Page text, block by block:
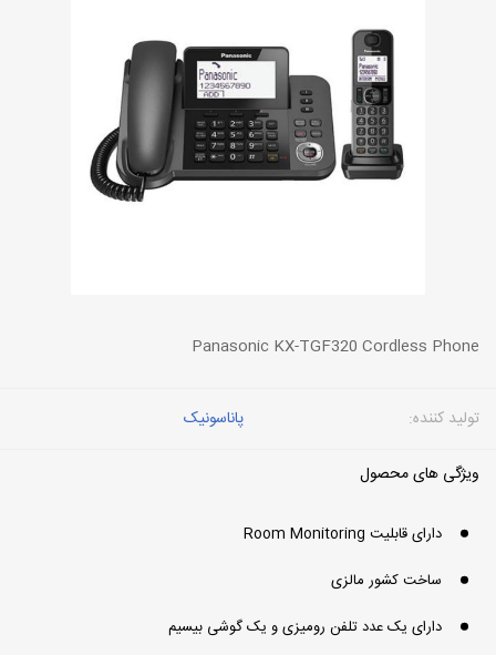
Panasonic KX-TGF320 Cordless Phone
تولید کننده: پاناسونیک
ویژگی های محصول
دارای قابلیت Room Monitoring
ساخت کشور مالزی
دارای یک عدد تلفن رومیزی و یک گوشی بیسیم